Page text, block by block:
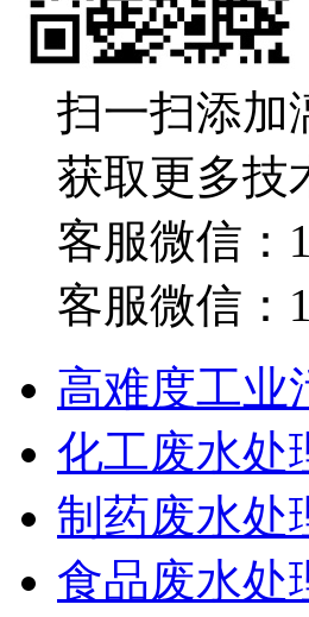
扫一扫添加
获取更多技
客服微信：
客服微信：
高难度工业
化工废水处
制药废水处
食品废水处